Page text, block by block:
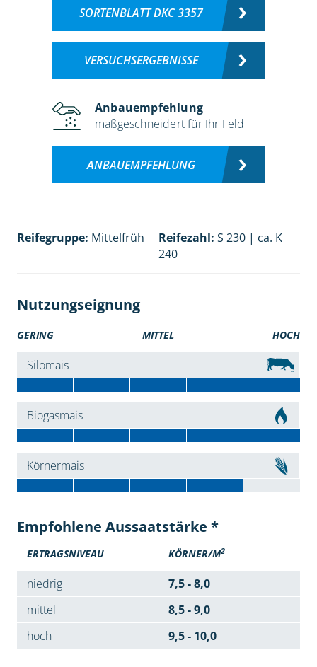
SORTENBLATT DKC 3357
VERSUCHSERGEBNISSE
Anbauempfehlung
maßgeschneidert für Ihr Feld
ANBAUEMPFEHLUNG
Reifegruppe: Mittelfrüh Reifezahl: S 230 | ca. K
240
Nutzungseignung
GERING MITTEL HOCH
Silomais
Biogasmais
Körnermais
Empfohlene Aussaatstärke *
ERTRAGSNIVEAU KÖRNER/M2
niedrig
7,5 - 8,0
mittel
8,5 - 9,0
hoch
9,5 - 10,0